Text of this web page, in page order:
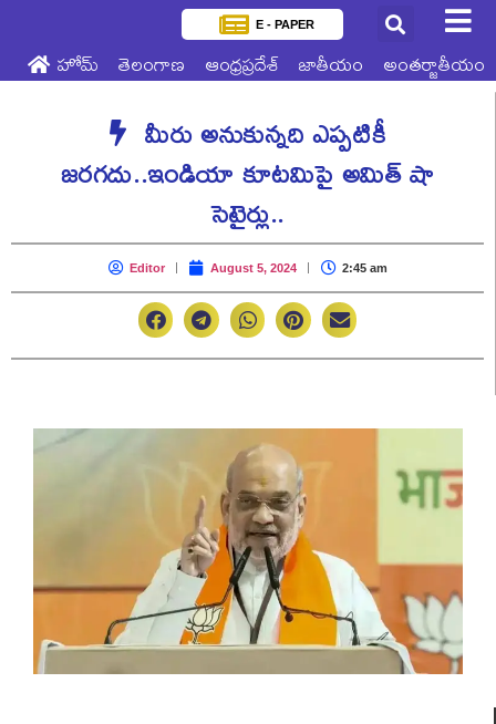
E - PAPER
హోమ్ తెలంగాణ ఆంధ్రప్రదేశ్ జాతీయం అంతర్జాతీయం
మీరు అనుకున్నది ఎప్పటికీ
జరగదు..ఇండియా కూటమిపై అమిత్ షా
సెటైర్లు..
Editor August 5, 2024 2:45 am